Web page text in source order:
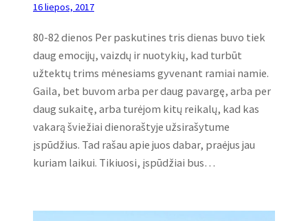
16 liepos, 2017
80-82 dienos Per paskutines tris dienas buvo tiek
daug emocijų, vaizdų ir nuotykių, kad turbūt
užtektų trims mėnesiams gyvenant ramiai namie.
Gaila, bet buvom arba per daug pavargę, arba per
daug sukaitę, arba turėjom kitų reikalų, kad kas
vakarą šviežiai dienoraštyje užsirašytume
įspūdžius. Tad rašau apie juos dabar, praėjus jau
kuriam laikui. Tikiuosi, įspūdžiai bus…